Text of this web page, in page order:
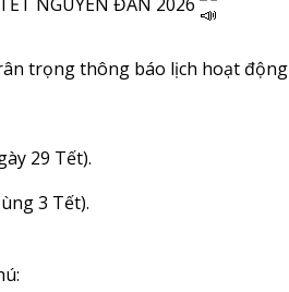
trọng thông báo lịch hoạt động
29 Tết).
3 Tết).